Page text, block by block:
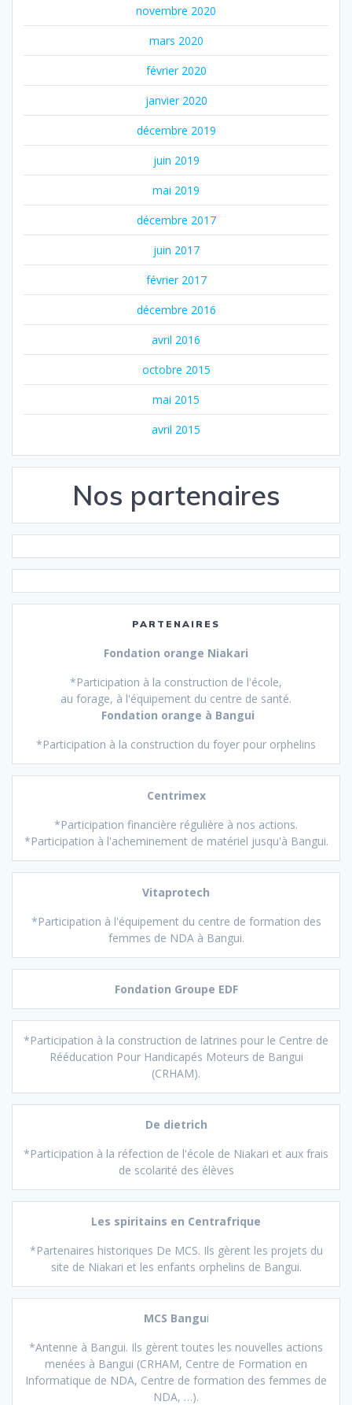
novembre 2020
mars 2020
février 2020
janvier 2020
décembre 2019
juin 2019
mai 2019
décembre 2017
juin 2017
février 2017
décembre 2016
avril 2016
octobre 2015
mai 2015
avril 2015
Nos partenaires
PARTENAIRES
Fondation orange Niakari
*Participation à la construction de l'école,
au forage, à l'équipement du centre de santé.
Fondation orange à Bangui
*Participation à la construction du foyer pour orphelins
Centrimex
*Participation financière régulière à nos actions.
*Participation à l'acheminement de matériel jusqu'à Bangui.
Vitaprotech
*Participation à l'équipement du centre de formation des
femmes de NDA à Bangui.
Fondation Groupe EDF
*Participation à la construction de latrines pour le Centre de
Rééducation Pour Handicapés Moteurs de Bangui
(CRHAM).
De dietrich
*Participation à la réfection de l'école de Niakari et aux frais
de scolarité des élèves
Les spiritains en Centrafrique
*Partenaires historiques De MCS. Ils gèrent les projets du
site de Niakari et les enfants orphelins de Bangui.
MCS Bangui
*Antenne à Bangui. Ils gèrent toutes les nouvelles actions
menées à Bangui (CRHAM, Centre de Formation en
Informatique de NDA, Centre de formation des femmes de
NDA, …).